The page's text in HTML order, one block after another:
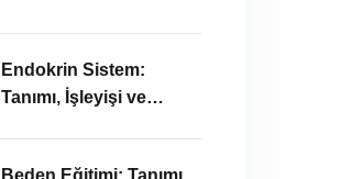
Endokrin Sistem:
Tanımı, İşleyişi ve
Beden Eğitimi: Tanımı,